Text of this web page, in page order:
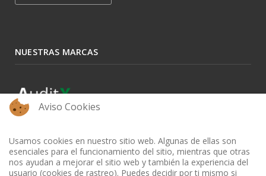
NUESTRAS MARCAS
Aviso Cookies
Usamos cookies en nuestro sitio web. Algunas de ellas son
esenciales para el funcionamiento del sitio, mientras que otras
nos ayudan a mejorar el sitio web y también la experiencia del
usuario (cookies de rastreo). Puedes decidir por ti mismo si